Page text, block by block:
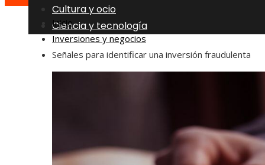
Cultura y ocio
Ciencia y tecnología
Inicio
Inversiones y negocios
Señales para identificar una inversión fraudulenta